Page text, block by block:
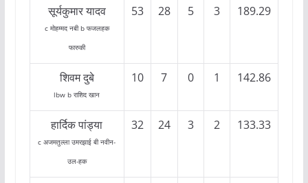
सूर्यकुमार यादव
c मोहम्मद नबी b फजलहक
फारुकी
53 28 5 3 189.29
शिवम दुबे
lbw b राशिद खान
10 7 0 1 142.86
हार्दिक पांड्या
c अजमतुल्ला उमरझाई बी नवीन-
उल-हक
32 24 3 2 133.33